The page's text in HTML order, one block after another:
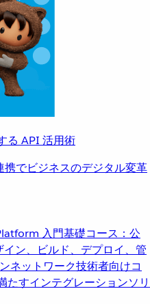
る API 活用術
でビジネスのデジタル変革
入門基礎コース：公
ン、ビルド、デプロイ、管
ネットワーク技術者向けコ
たすインテグレーションソリ